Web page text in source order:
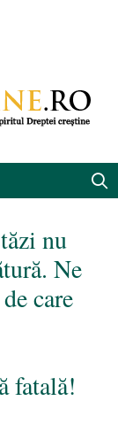
nu
Ne
care
fatală!